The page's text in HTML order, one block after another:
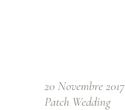
20 Novembre 2017
Patch Wedding